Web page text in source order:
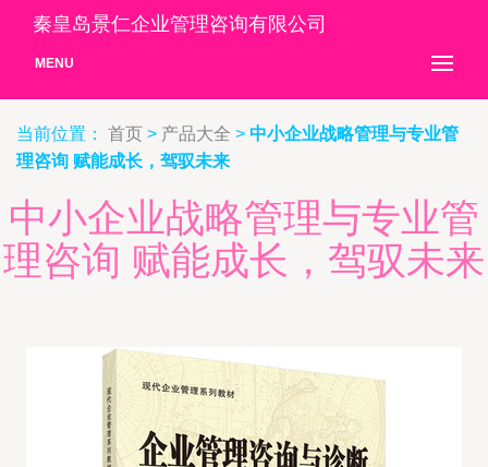
秦皇岛景仁企业管理咨询有限公司
MENU
当前位置： 首页 > 产品大全 > 中小企业战略管理与专业管
理咨询 赋能成长，驾驭未来
中小企业战略管理与专业管
理咨询 赋能成长，驾驭未来